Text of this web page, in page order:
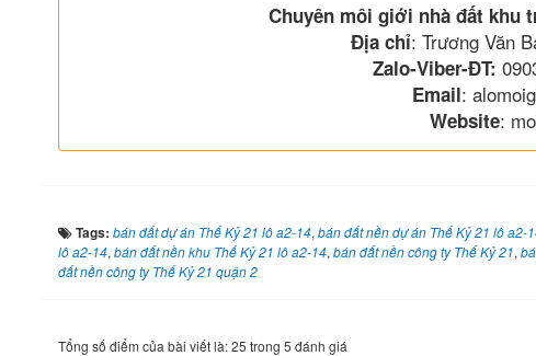
Chuyên môi giới nhà đất khu
Địa chỉ: Trương Văn
Zalo-Viber-ĐT:
Email:
Website:
Tags: bán đất dự án Thế Kỷ 21 lô a2-14, bán đất nền dự án Thế Kỷ 21 lô a2-
lô a2-14, bán đất nền khu Thế Kỷ 21 lô a2-14, bán đất nền công ty Thế Kỷ 21,
đất nền công ty Thế Kỷ 21 quận 2
Tổng số điểm của bài viết là: 25 trong 5 đánh giá